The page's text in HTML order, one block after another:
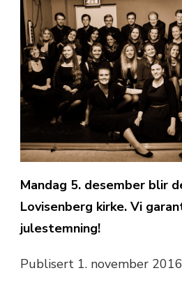
Mandag 5. desember blir
Lovisenberg kirke. Vi
julestemning!
Publisert 1. november 2016